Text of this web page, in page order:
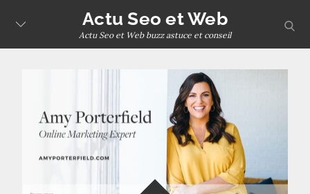
content
Actu Seo et Web
Actu Seo et Web buzz astuce et conseil